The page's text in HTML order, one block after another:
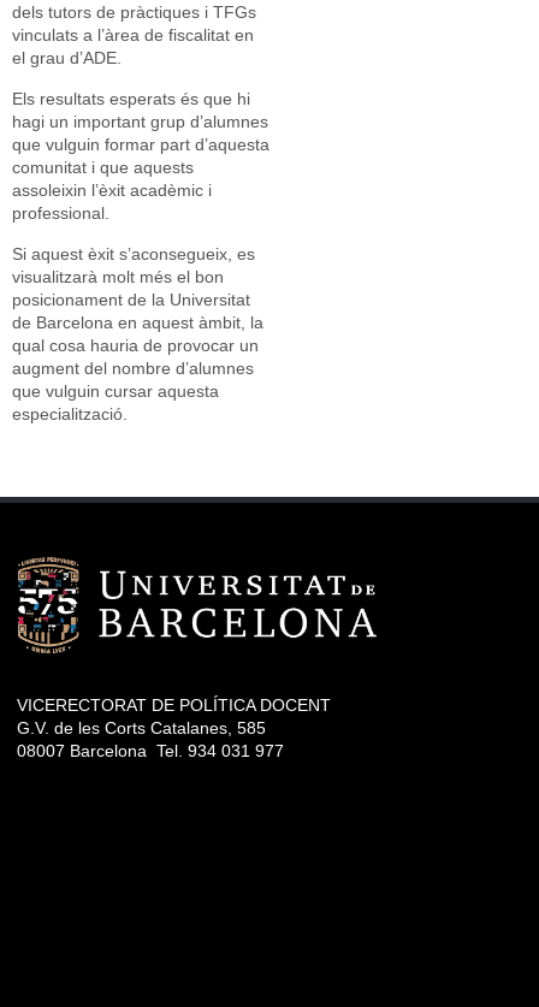
dels tutors de pràctiques i TFGs
vinculats a l’àrea de fiscalitat en
el grau d’ADE.
Els resultats esperats és que hi
hagi un important grup d’alumnes
que vulguin formar part d’aquesta
comunitat i que aquests
assoleixin l’èxit acadèmic i
professional.
Si aquest èxit s’aconsegueix, es
visualitzarà molt més el bon
posicionament de la Universitat
de Barcelona en aquest àmbit, la
qual cosa hauria de provocar un
augment del nombre d’alumnes
que vulguin cursar aquesta
especialització.
VICERECTORAT DE POLÍTICA DOCENT
G.V. de les Corts Catalanes, 585
08007 Barcelona Tel. 934 031 977